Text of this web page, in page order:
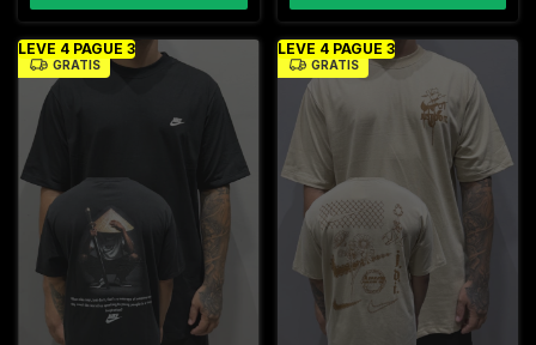
LEVE 4 PAGUE 3
GRÁTIS
LEVE 4 PAGUE 3
GRÁTIS